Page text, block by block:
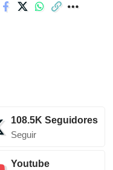
108.5K Seguidores
Seguir
Youtube